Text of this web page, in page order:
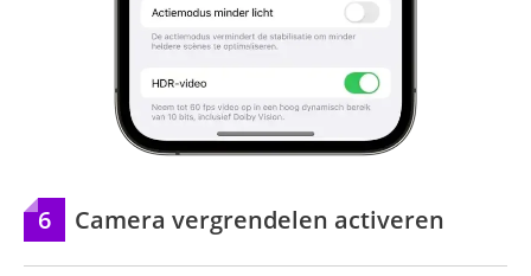
6 Camera vergrendelen activeren